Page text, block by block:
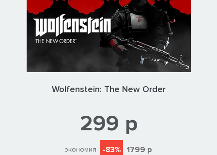
Wolfenstein: The New Order
299 р
экономия -83% 1799 р